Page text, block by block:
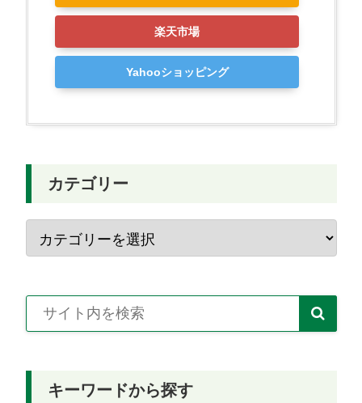
楽天市場
Yahooショッピング
カテゴリー
キーワードから探す